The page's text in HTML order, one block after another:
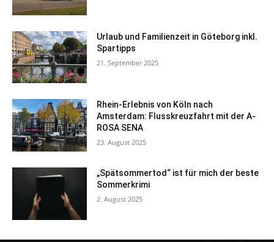
Urlaub und Familienzeit in Göteborg inkl.
Spartipps
21. September 2025
Rhein-Erlebnis von Köln nach
Amsterdam: Flusskreuzfahrt mit der A-
ROSA SENA
23. August 2025
„Spätsommertod“ ist für mich der beste
Sommerkrimi
2. August 2025